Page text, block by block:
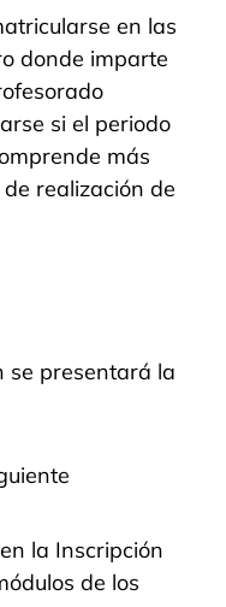
en las
donde imparte
si el periodo
más
realización de
se presentará la
la Inscripción
de los